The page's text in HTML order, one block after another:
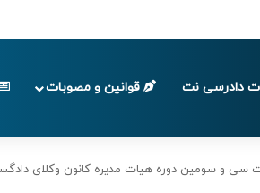
دادرسی نت قوانین و مصوبات
سی و سومین دوره هیات مدیره کانون وکلای